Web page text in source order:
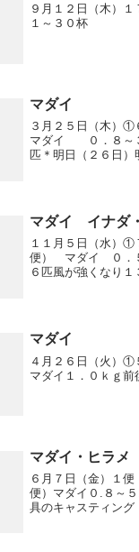
９月１２日（木）
１～３０杯
マダイ
３月２５日（木）①
マダイ ０．８～
匹＊明日（２６日）
マダイ イナダ
１１月５日（水）①
便） マダイ ０．
６匹風が強くなり
マダイ
４月２６日（火）①
マダイ１．０ｋｇ
マダイ・ヒラメ
６月７日（金）１
便）マダイ０.８～
具のキャスティン